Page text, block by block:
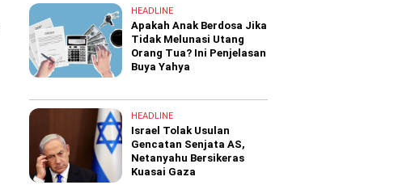
HEADLINE
Apakah Anak Berdosa Jika
Tidak Melunasi Utang
Orang Tua? Ini Penjelasan
Buya Yahya
HEADLINE
Israel Tolak Usulan
Gencatan Senjata AS,
Netanyahu Bersikeras
Kuasai Gaza